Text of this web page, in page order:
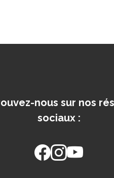
nous sur nos
sociaux :